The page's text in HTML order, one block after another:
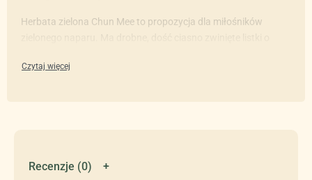
Herbata zielona Chun Mee to propozycja dla miłośników
odcieniem.
Recenzje (0)